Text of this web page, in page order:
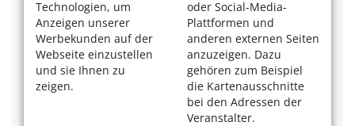
Technologien, um
Anzeigen unserer
Werbekunden auf der
Webseite einzustellen
und sie Ihnen zu
zeigen.
oder Social-Media-
Plattformen und
anderen externen Seiten
anzuzeigen. Dazu
gehören zum Beispiel
die Kartenausschnitte
bei den Adressen der
Veranstalter.
E-Mail:anke.prinz@web.de
http://www.radfahrschule-prinz.de/
Radfahrschule Schmitz
Eva Susanne Schmitz,
Immermannstr. 30
50931 Köln